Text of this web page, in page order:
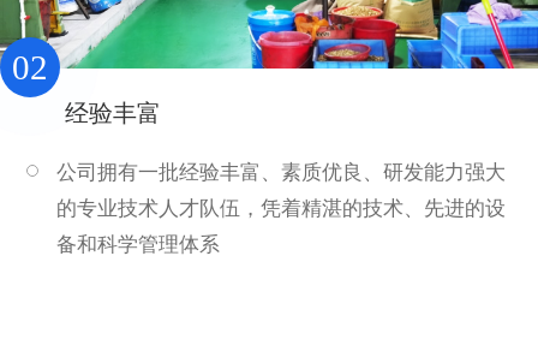
02
经验丰富
公司拥有一批经验丰富、素质优良、研发能力强大
的专业技术人才队伍，凭着精湛的技术、先进的设
备和科学管理体系